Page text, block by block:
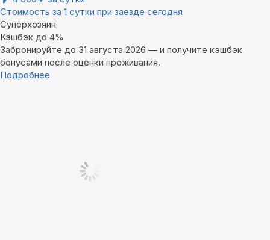
Стоимость за 1 сутки при заезде сегодня
Суперхозяин
Кэшбэк до 4%
Забронируйте до 31 августа 2026 — и получите кэшбэк
бонусами после оценки проживания.
Подробнее